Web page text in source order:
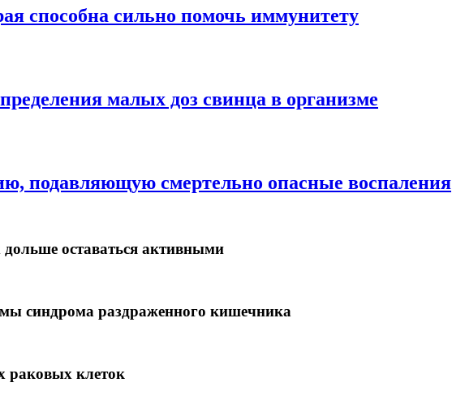
способна сильно помочь иммунитету
малых доз свинца в организме
подавляющую смертельно опасные воспаления
оставаться активными
синдрома раздраженного кишечника
раковых клеток